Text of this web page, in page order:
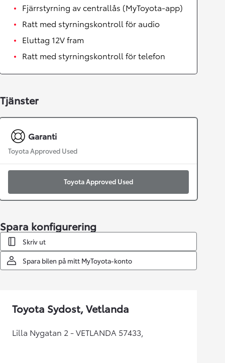
Fjärrstyrning av centrallås (MyToyota-app)
Ratt med styrningskontroll för audio
Eluttag 12V fram
Ratt med styrningskontroll för telefon
Tjänster
Garanti
Toyota Approved Used
Toyota Approved Used
Spara konfigurering
Skriv ut
Spara bilen på mitt MyToyota-konto
Toyota Sydost, Vetlanda
Lilla Nygatan 2 - VETLANDA 57433,